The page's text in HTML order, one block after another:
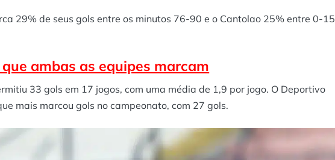
29% de seus gols entre os minutos 76-90 e o Cantolao 25% entre 0-15
ambas as equipes marcam
33 gols em 17 jogos, com uma média de 1,9 por jogo. O Deportivo
mais marcou gols no campeonato, com 27 gols.